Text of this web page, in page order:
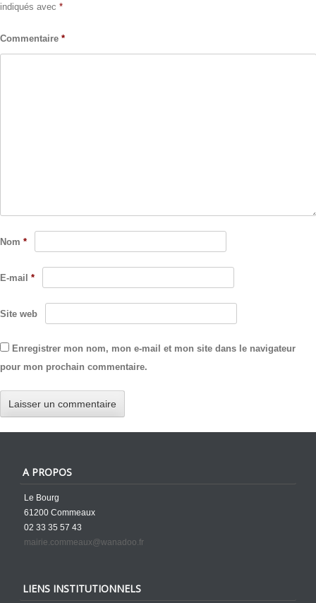
indiqués avec *
Commentaire *
Nom *
E-mail *
Site web
Enregistrer mon nom, mon e-mail et mon site dans le navigateur
pour mon prochain commentaire.
A PROPOS
Le Bourg
61200 Commeaux
02 33 35 57 43
mairie.commeaux@wanadoo.fr
LIENS INSTITUTIONNELS